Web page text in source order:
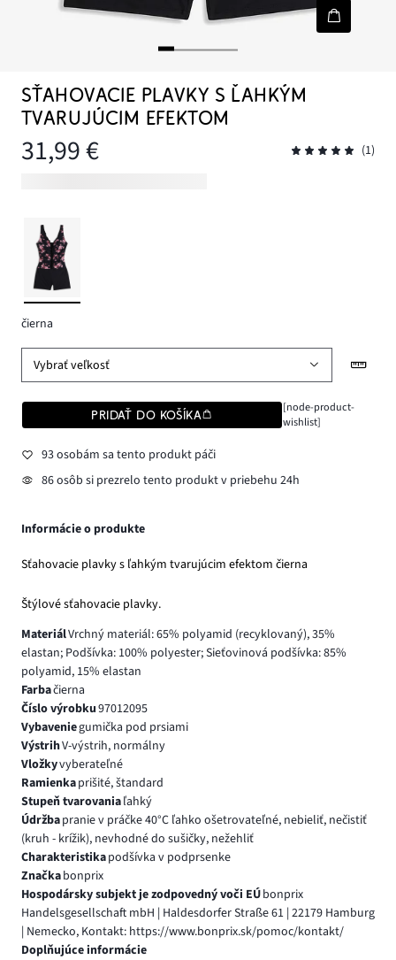
SŤAHOVACIE PLAVKY S ĽAHKÝM
TVARUJÚCIM EFEKTOM
31,99 € (1)
čierna
Vybrať veľkosť
PRIDAŤ DO KOŠÍKA
[node-product-
wishlist]
93 osobám sa tento produkt páči
86 osôb si prezrelo tento produkt v priebehu 24h
Informácie o produkte
Sťahovacie plavky s ľahkým tvarujúcim efektom čierna
Štýlové sťahovacie plavky.
MateriálVrchný materiál: 65% polyamid (recyklovaný), 35%
elastan; Podšívka: 100% polyester; Sieťovinová podšívka: 85%
polyamid, 15% elastan
Farbačierna
Číslo výrobku97012095
Vybaveniegumička pod prsiami
VýstrihV-výstrih, normálny
Vložkyvyberateľné
Ramienkaprišité, štandard
Stupeň tvarovaniaľahký
Údržbapranie v práčke 40°C ľahko ošetrovateľné, nebieliť, nečistiť
(kruh - krížik), nevhodné do sušičky, nežehliť
Charakteristikapodšívka v podprsenke
Značkabonprix
Hospodársky subjekt je zodpovedný voči EÚbonprix
Handelsgesellschaft mbH | Haldesdorfer Straße 61 | 22179 Hamburg
| Nemecko, Kontakt: https://www.bonprix.sk/pomoc/kontakt/
Doplňujúce informácie